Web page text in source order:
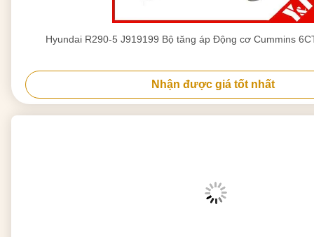
Hyundai R290-5 J919199 Bộ tăng áp Động cơ Cummins
Nhận được giá tốt nhất